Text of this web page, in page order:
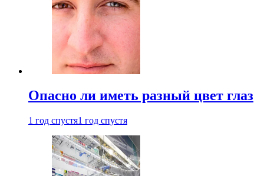
Опасно ли иметь разный цвет глаз
1 год спустя1 год спустя